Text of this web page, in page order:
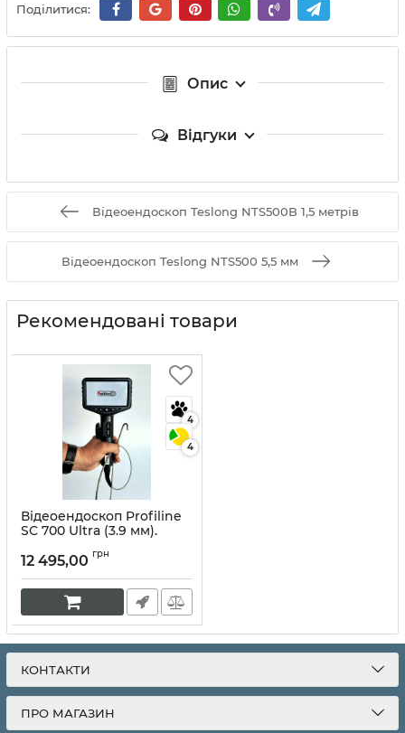
Поділитися:
Опис
Відгуки
Відеоендоскоп Teslong NTS500B 1,5 метрів
Відеоендоскоп Teslong NTS500 5,5 мм
Рекомендовані товари
4
4
Відеоендоскоп Profiline
SC 700 Ultra (3.9 мм).
12 495,00 грн
КОНТАКТИ
ПРО МАГАЗИН